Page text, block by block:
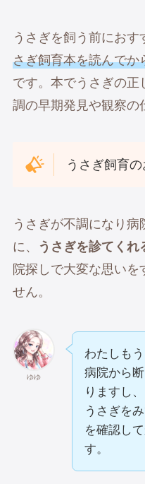
うさぎを飼う前におす
さぎ飼育本を読んでか
です。本でうさぎの正
調の早期発見や観察の
うさぎ飼育
うさぎが不調になり
に、
うさぎを診てく
院探しで大変な思いを
せん。
ゆゆ
わたしも
病院から
りますし
うさぎを
を確認し
す。